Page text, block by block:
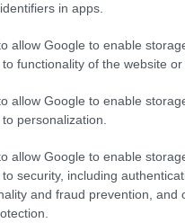
in apps.
allow Google to enable
functionality of the website or
allow Google to enable
personalization.
allow Google to enable
security, including
and fraud prevention, and
αφυπνίστηκε
(1-2) με πλασέ του
, ο οποίος σχεδόν
έβγαλε μια
σκόρερ, ο οποίος